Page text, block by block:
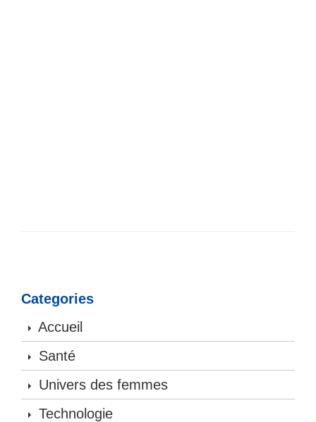
Categories
Accueil
Santé
Univers des femmes
Technologie